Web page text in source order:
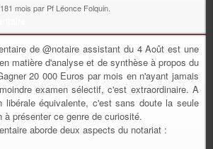
mois par Pf Léonce Folquin.
de @notaire assistant du 4 Août est une
matière d'analyse et de synthèse à propos du
20 000 Euros par mois en n'ayant jamais
examen sélectif, c'est extraordinaire. A
libérale équivalente, c'est sans doute la seule
à présenter ce genre de curiosité.
aborde deux aspects du notariat :